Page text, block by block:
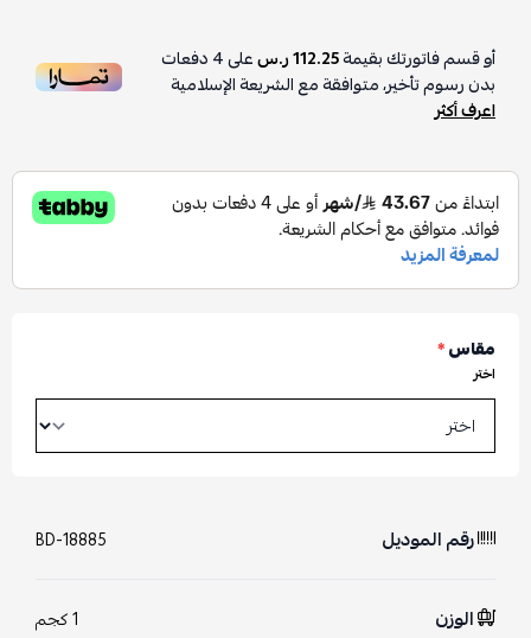
أو قسم فاتورتك بقيمة112.25 ر.س على4دفعات
بدون رسوم تأخير، متوافقة مع الشريعة الإسلامية
اعرف أكثر
مقاس*
اختر
رقم الموديل BD-18885
الوزن 1 كجم